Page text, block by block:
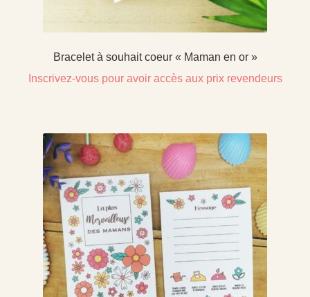
Bracelet à souhait coeur « Maman en or »
Inscrivez-vous pour avoir accès aux prix revendeurs